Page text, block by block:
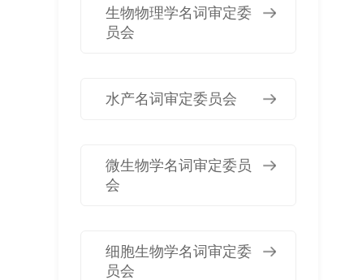
生物物理学名词审定委
员会
水产名词审定委员会
微生物学名词审定委员
会
细胞生物学名词审定委
员会